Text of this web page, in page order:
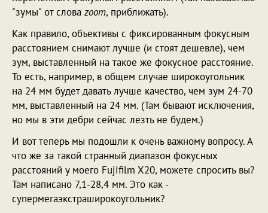
"зумы" от слова zoom, приближать).
Как правило, объективы с фиксированным фокусным
расстоянием снимают лучше (и стоят дешевле), чем
зум, выставленный на такое же фокусное расстояние.
То есть, например, в общем случае широкоугольник
на 24 мм будет давать лучше качество, чем зум 24-70
мм, выставленный на 24 мм. (Там бывают исключения,
но мы в эти дебри сейчас лезть не будем.)
И вот теперь мы подошли к очень важному вопросу. А
что же за такой странный диапазон фокусных
расстояний у моего Fujifilm X20, можете спросить вы?
Там написано 7,1-28,4 мм. Это как -
супермегаэкстраширокоугольник?